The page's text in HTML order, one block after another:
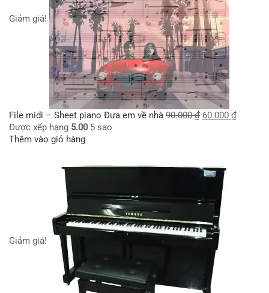
Giảm giá!
File midi – Sheet piano Đưa em về nhà 90.000₫ 60.000 ₫
Được xếp hạng 5.005 sao
Thêm vào giỏ hàng
Giảm giá!